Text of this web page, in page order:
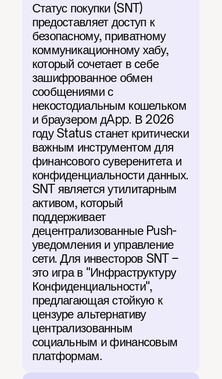
Статус покупки (SNT)
предоставляет доступ к
безопасному, приватному
коммуникационному хабу,
который сочетает в себе
зашифрованное обмен
сообщениями с
некостодиальным кошельком
и браузером дApp. В 2026
году Status станет критически
важным инструментом для
финансового суверенитета и
конфиденциальности данных.
SNT является утилитарным
активом, который
поддерживает
децентрализованные Push-
уведомления и управление
сети. Для инвесторов SNT –
это игра в "Инфраструктуру
Конфиденциальности",
предлагающая стойкую к
цензуре альтернативу
централизованным
социальным и финансовым
платформам.